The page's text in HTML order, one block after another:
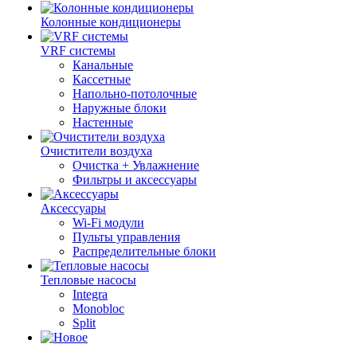
Колонные кондиционеры
VRF системы
Канальные
Кассетные
Напольно-потолочные
Наружные блоки
Настенные
Очистители воздуха
Очистка + Увлажнение
Фильтры и аксессуары
Аксессуары
Wi-Fi модули
Пульты управления
Распределительные блоки
Тепловые насосы
Integra
Monobloc
Split